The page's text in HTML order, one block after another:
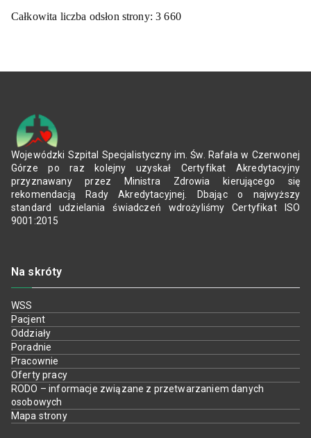
Całkowita liczba odsłon strony:3 660
Wojewódzki Szpital Specjalistyczny im. Św. Rafała w Czerwonej
Górze po raz kolejny uzyskał Certyfikat Akredytacyjny
przyznawany przez Ministra Zdrowia kierującego się
rekomendacją Rady Akredytacyjnej. Dbając o najwyższy
standard udzielania świadczeń wdrożyliśmy Certyfikat ISO
9001:2015
Na skróty
WSS
Pacjent
Oddziały
Poradnie
Pracownie
Oferty pracy
RODO – informacje związane z przetwarzaniem danych
osobowych
Mapa strony